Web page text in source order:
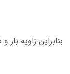
بنابراین زاویه